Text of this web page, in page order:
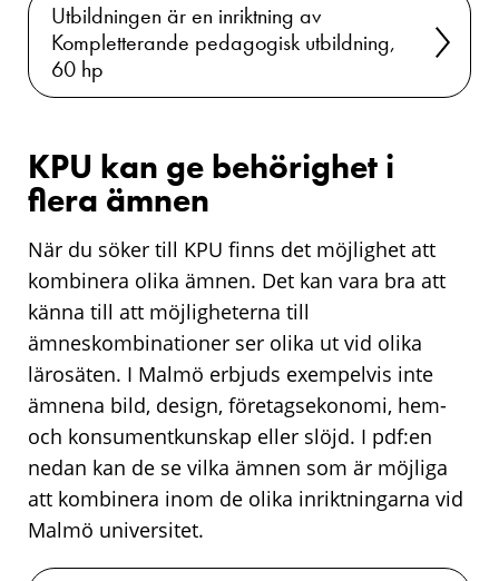
Utbildningen är en inriktning av
Kompletterande pedagogisk utbildning,
60 hp
KPU kan ge behörighet i
flera ämnen
När du söker till KPU finns det möjlighet att
kombinera olika ämnen. Det kan vara bra att
känna till att möjligheterna till
ämneskombinationer ser olika ut vid olika
lärosäten. I Malmö erbjuds exempelvis inte
ämnena bild, design, företagsekonomi, hem-
och konsumentkunskap eller slöjd. I pdf:en
nedan kan de se vilka ämnen som är möjliga
att kombinera inom de olika inriktningarna vid
Malmö universitet.